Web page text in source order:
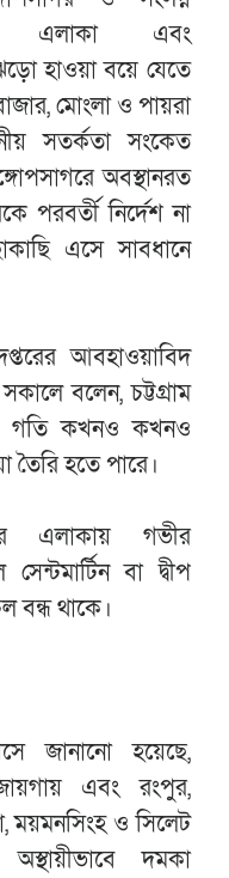
এলাকা এবং
হাওয়া বয়ে যেতে
মোংলা ও পায়রা
সতর্কতা সংকেত
অবস্থানরত
পরবর্তী নির্দেশ না
এসে সাবধানে
আবহাওয়াবিদ
বলেন, চট্টগ্রাম
গতি কখনও কখনও
তৈরি হতে পারে।
এলাকায় গভীর
বা দ্বীপ
বন্ধ থাকে।
জানানো হয়েছে,
এবং রংপুর,
ময়মনসিংহ ও সিলেট
দমকা